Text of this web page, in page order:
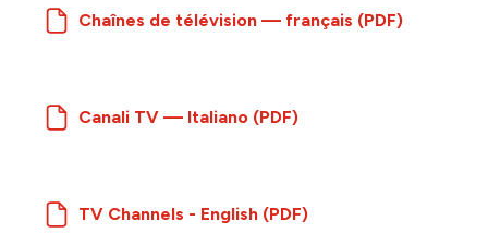
Chaînes de télévision — français (PDF)
Canali TV — Italiano (PDF)
TV Channels - English (PDF)